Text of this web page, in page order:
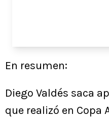
En resumen:
Diego Valdés saca
que realizó en Copa